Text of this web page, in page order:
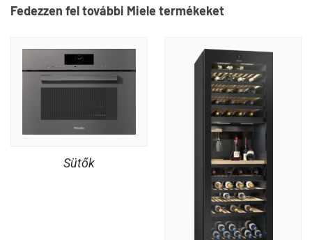
Fedezzen fel további Miele termékeket
Sütők